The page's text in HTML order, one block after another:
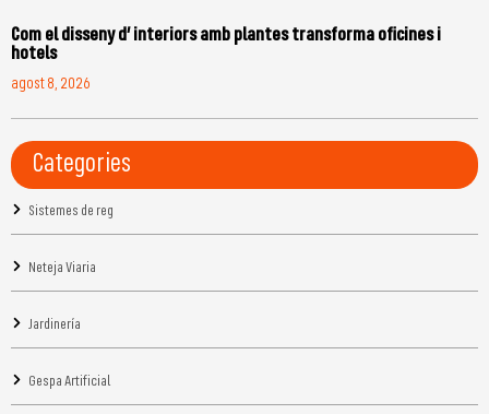
Com el disseny d’ interiors amb plantes transforma oficines i
hotels
agost 8, 2026
Categories
Sistemes de reg
Neteja Viaria
Jardinería
Gespa Artificial